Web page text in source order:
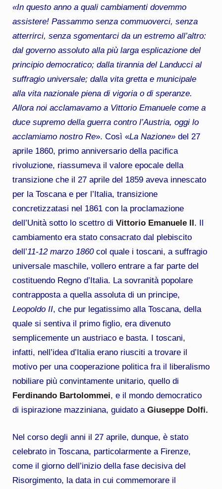
«In questo anno a quali cambiamenti dovemmo
assistere! Passammo senza commuoverci, senza
atterrirci, senza sgomentarci da un estremo all’altro:
dal governo assoluto alla più larga esplicazione del
principio democratico; dalla tirannia del Landucci al
suffragio universale; dalla vita gretta e municipale
alla vita nazionale piena di vigoria o di speranze.
Allora noi acclamavamo a Vittorio Emanuele come a
duce supremo della guerra contro l’Austria, oggi lo
acclamiamo nostro Re». Così «La Nazione» del 27
aprile 1860, primo anniversario della pacifica
rivoluzione, riassumeva il valore epocale della
transizione che il 27 aprile del 1859 aveva innescato
per la Toscana e per l’Italia, transizione
concretizzatasi nel 1861 con la proclamazione
dell’Unità sotto lo scettro di Vittorio Emanuele II. Il
cambiamento era stato consacrato dal plebiscito
dell’11-12 marzo 1860 col quale i toscani, a suffragio
universale maschile, vollero entrare a far parte del
costituendo Regno d’Italia. La sovranità popolare
contrapposta a quella assoluta di un principe,
Leopoldo II, che pur legatissimo alla Toscana, della
quale si sentiva il primo figlio, era divenuto
semplicemente un austriaco e basta. I toscani,
infatti, nell’idea d’Italia erano riusciti a trovare il
motivo per una cooperazione politica fra il liberalismo
nobiliare più convintamente unitario, quello di
Ferdinando Bartolommei, e il mondo democratico
di ispirazione mazziniana, guidato a Giuseppe Dolfi.
Nel corso degli anni il 27 aprile, dunque, è stato
celebrato in Toscana, particolarmente a Firenze,
come il giorno dell’inizio della fase decisiva del
Risorgimento, la data in cui commemorare il